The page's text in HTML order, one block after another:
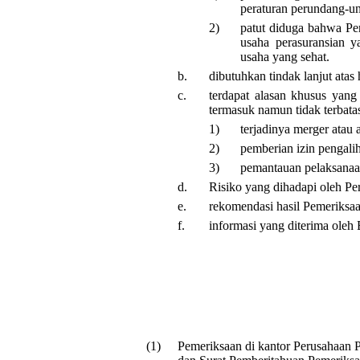
peraturan perundang-
2)
patut diduga bahwa
usaha perasuransian
usaha yang sehat.
b.
dibutuhkan tindak lanjut atas
c.
terdapat alasan khusus
termasuk namun tidak
1)
terjadinya merger atau
2)
pemberian izin
3)
pemantauan
d.
Risiko yang dihadapi oleh
e.
rekomendasi hasil
f.
informasi yang diterima oleh
(1)
Pemeriksaan di kantor Perusahaan